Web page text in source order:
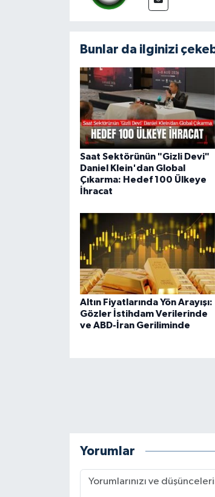
Bunlar da ilginizi
Saat Sektörünün "Gizli Devi"
Daniel Klein'dan Global
Çıkarma: Hedef 100 Ülkeye
İhracat
Altın Fiyatlarında Yön Arayışı:
Gözler İstihdam Verilerinde
ve ABD-İran Geriliminde
Yorumlar